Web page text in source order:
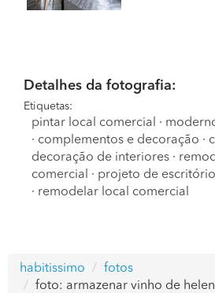
Detalhes da fotografia:
Etiquetas:
pintar local comercial ·
· complementos e decoração ·
decoração de interiores ·
comercial
· projeto de
· remodelar local comercial
habitissimo
fotos
foto: armazenar vinho de